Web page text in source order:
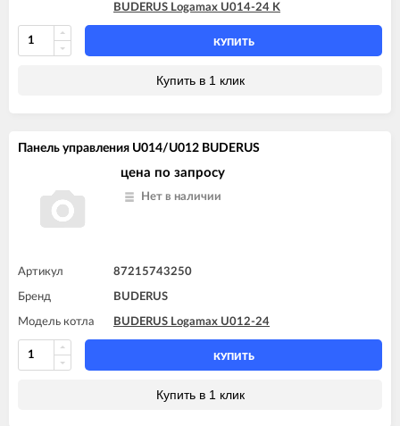
BUDERUS Logamax U014-24 K
КУПИТЬ
Купить в 1 клик
Панель управления U014/U012 BUDERUS
цена по запросу
Нет в наличии
Артикул 87215743250
Бренд BUDERUS
Модель котла BUDERUS Logamax U012-24
КУПИТЬ
Купить в 1 клик